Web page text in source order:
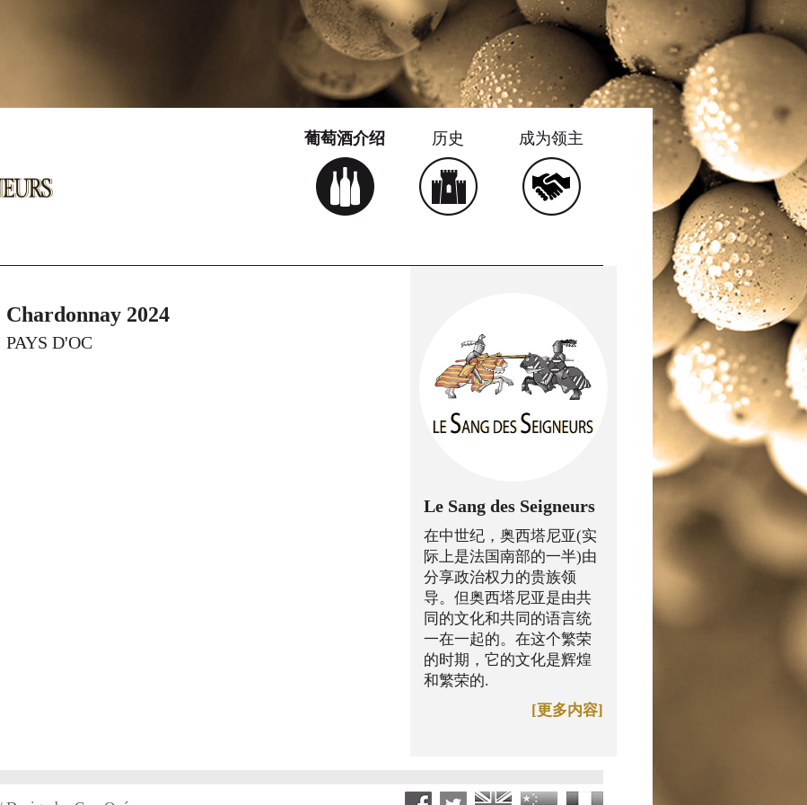
葡萄酒介绍 历史 成为领主
Chardonnay 2024
PAYS D'OC
Le Sang des Seigneurs
在中世纪，奥西塔尼亚(实
际上是法国南部的一半)由
分享政治权力的贵族领
导。但奥西塔尼亚是由共
同的文化和共同的语言统
一在一起的。在这个繁荣
的时期，它的文化是辉煌
和繁荣的.
[更多内容]